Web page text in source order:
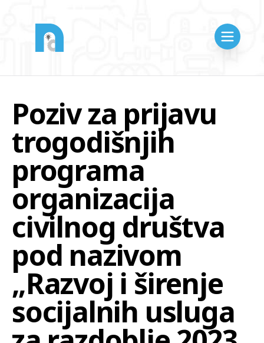
Poziv za prijavu
trogodišnjih
programa
organizacija
civilnog društva
pod nazivom
„Razvoj i širenje
socijalnih usluga